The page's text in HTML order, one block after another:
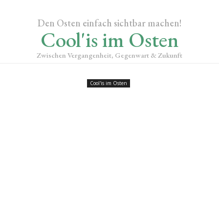
Den Osten einfach sichtbar machen!
Cool'is im Osten
Zwischen Vergangenheit, Gegenwart & Zukunft
Cool'is im Osten